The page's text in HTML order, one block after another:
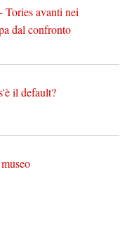
avanti nei
dal confronto
il default?